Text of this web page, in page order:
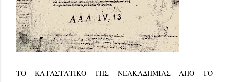
TO ΚΑΤΑΣΤΑΤΙΚΟ ΤΗΣ ΝΕΑΚΑΔΗΜΙΑΣ ΑΠΟ ΤΟ